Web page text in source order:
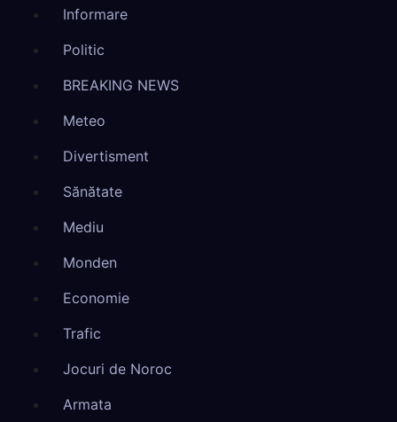
Informare
Politic
BREAKING NEWS
Meteo
Divertisment
Sănătate
Mediu
Monden
Economie
Trafic
Jocuri de Noroc
Armata